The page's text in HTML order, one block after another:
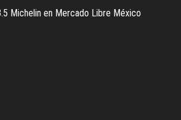
Michelin en Mercado Libre México